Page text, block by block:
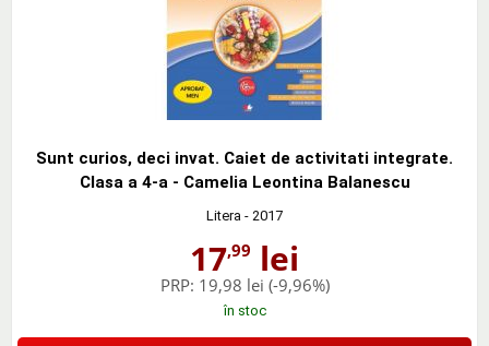
Sunt curios, deci invat. Caiet de activitati integrate.
Clasa a 4-a - Camelia Leontina Balanescu
Litera - 2017
17,99 lei
PRP: 19,98 lei (-9,96%)
în stoc